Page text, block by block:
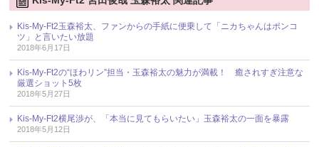
Kis-My-Ft2玉森裕太、ファンからの手紙に便乗して「ニカちゃんはポンコ
ツ」と言いたい放題
2018年6月17日
Kis-My-Ft2の“ほわリン”担当・玉森裕太の魅力が満載！ 癒されすぎ注意な
厳選ショット5枚
2018年5月27日
Kis-My-Ft2横尾渉が、「本当に見てもらいたい」玉森裕太の一面を暴露
2018年5月12日